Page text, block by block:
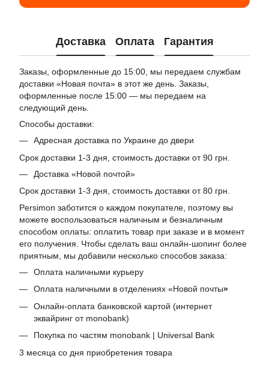
Доставка Оплата Гарантия
Заказы, оформленные до 15:00, мы передаем службам
доставки «Новая почта» в этот же день. Заказы,
оформленные после 15:00 — мы передаем на
следующий день.
Способы доставки:
Адресная доставка по Украине до двери
Срок доставки 1-3 дня, стоимость доставки от 90 грн.
Доставка «Новой почтой»
Срок доставки 1-3 дня, стоимость доставки от 80 грн.
Persimon заботится о каждом покупателе, поэтому вы
можете воспользоваться наличным и безналичным
способом оплаты: оплатить товар при заказе и в момент
его получения. Чтобы сделать ваш онлайн-шопинг более
приятным, мы добавили несколько способов заказа:
Оплата наличными курьеру
Оплата наличными в отделениях «Новой почты»
Онлайн-оплата банковской картой (интернет
эквайринг от monobank)
Покупка по частям monobank | Universal Bank
3 месяца со дня приобретения товара